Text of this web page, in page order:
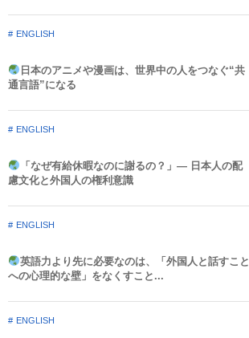
ENGLISH
日本のアニメや漫画は、世界中の人をつなぐ“共
通言語”になる
ENGLISH
「なぜ有給休暇なのに謝るの？」― 日本人の配
慮文化と外国人の権利意識​
ENGLISH
英語力より先に必要なのは、「外国人と話すこと
への心理的な壁」をなくすこと...
ENGLISH